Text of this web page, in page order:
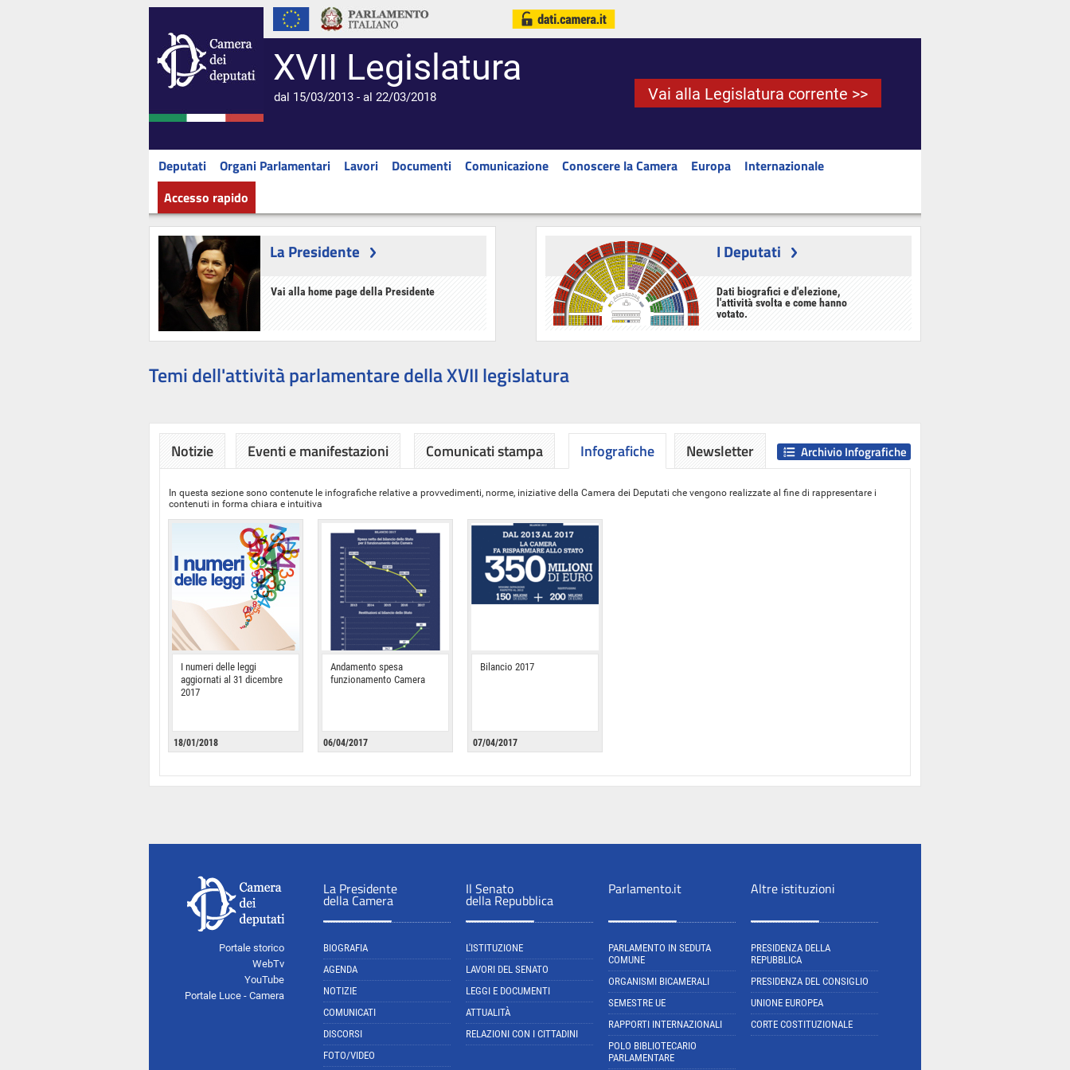
XVII Legislatura
dal 15/03/2013 - al 22/03/2018 Vai alla Legislatura corrente >>
Deputati Organi Parlamentari Lavori Documenti Comunicazione Conoscere la Camera Europa
Internazionale
Accesso rapido
La Presidente
Vai alla home page della Presidente
I Deputati
Dati biografici e d'elezione,
l'attività svolta e come hanno
votato.
Temi dell'attività parlamentare della XVII legislatura
Notizie Eventi e manifestazioni Comunicati stampa Infografiche
In questa sezione sono contenute le infografiche relative a provvedimenti, norme, iniziative della Camera dei Deputati che vengono realizzate al fine di rappresentare i
contenuti in forma chiara e intuitiva
I numeri delle leggi
aggiornati al 31 dicembre
2017
18/01/2018
Andamento spesa
funzionamento Camera
06/04/2017
Bilancio 2017
07/04/2017
Archivio Infografiche
Newsletter
Portale storico
WebTv
YouTube
Portale Luce - Camera
La Presidente
della Camera
BIOGRAFIA
AGENDA
NOTIZIE
COMUNICATI
DISCORSI
FOTO/VIDEO
Il Senato
della Repubblica
L'ISTITUZIONE
LAVORI DEL SENATO
LEGGI E DOCUMENTI
ATTUALITÀ
RELAZIONI CON I CITTADINI
Parlamento.it
PARLAMENTO IN SEDUTA
COMUNE
ORGANISMI BICAMERALI
SEMESTRE UE
RAPPORTI INTERNAZIONALI
POLO BIBLIOTECARIO
PARLAMENTARE
Altre istituzioni
PRESIDENZA DELLA
REPUBBLICA
PRESIDENZA DEL CONSIGLIO
UNIONE EUROPEA
CORTE COSTITUZIONALE